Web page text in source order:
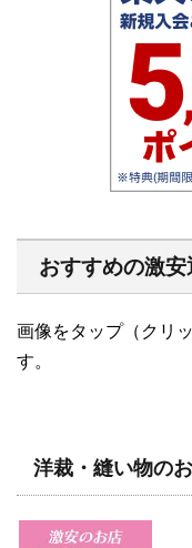
おすすめの激安
画像をタップ（クリ
す。
洋裁・縫い物の